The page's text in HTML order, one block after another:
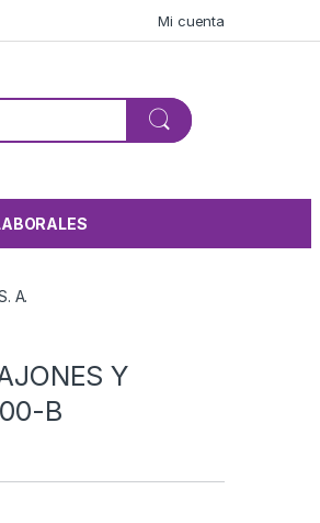
Mi cuenta
A.
Y
B